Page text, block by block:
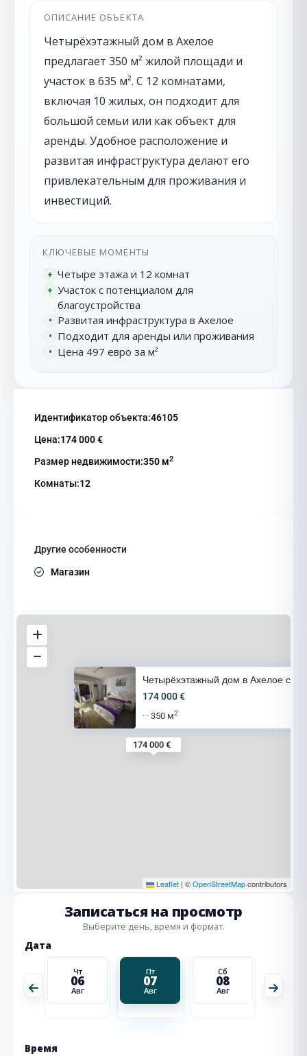
ОПИСАНИЕ ОБЪЕКТА
Четырёхэтажный дом в Ахелое
предлагает 350 м² жилой площади и
участок в 635 м². С 12 комнатами,
включая 10 жилых, он подходит для
большой семьи или как объект для
аренды. Удобное расположение и
развитая инфраструктура делают его
привлекательным для проживания и
инвестиций.
КЛЮЧЕВЫЕ МОМЕНТЫ
+ Четыре этажа и 12 комнат
+ Участок с потенциалом для
благоустройства
• Развитая инфраструктура в Ахелое
• Подходит для аренды или проживания
• Цена 497 евро за м²
Идентификатор объекта:46105
Цена:174 000 €
Размер недвижимости:350 м2
Комнаты:12
Другие особенности
Магазин
174 000 €
Четырёхэтажный дом в Ахелое с
174 000 €
· · 350 м2
Leaflet | ©OpenStreetMapcontributors
Записаться на просмотр
Выберите день, время и формат.
Дата
Чт
06
Авг
Пт
07
Авг
Сб
08
Авг
Время